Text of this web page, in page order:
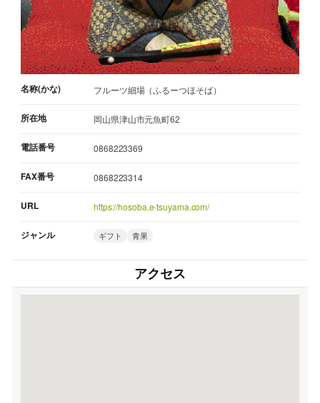
名称(かな) フルーツ細場（ふるーつほそば）
所在地 岡山県津山市元魚町62
電話番号 0868223369
FAX番号 0868223314
URL https://hosoba.e-tsuyama.com/
ジャンル ギフト 青果
アクセス